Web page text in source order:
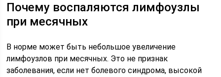
Почему воспаляются лимфоузлы
при месячных
В норме может быть небольшое увеличение
лимфоузлов при месячных. Это не признак
заболевания, если нет болевого синдрома, высокой